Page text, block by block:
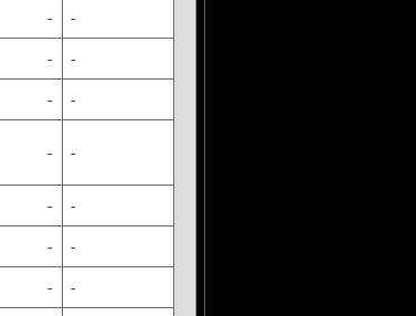
- -
- -
- -
- -
- -
- -
- -